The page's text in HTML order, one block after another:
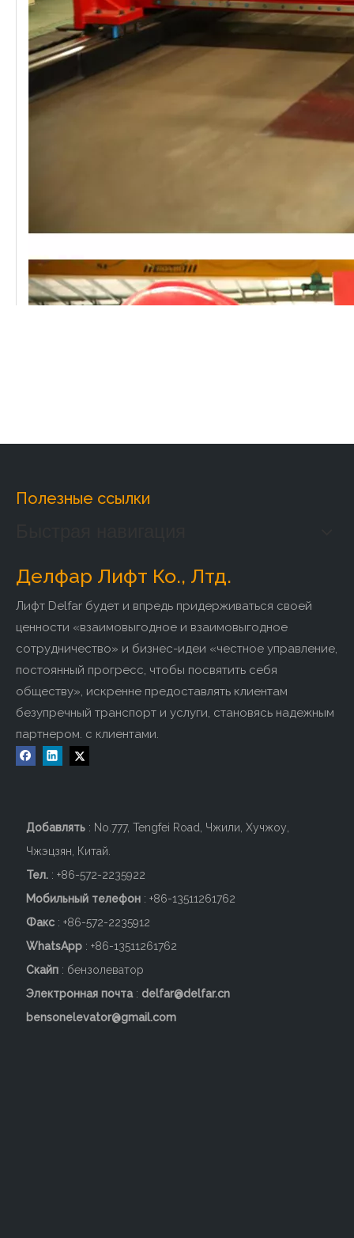
Полезные ссылки
Делфар Лифт Ко., Лтд.
Лифт Delfar будет и впредь придерживаться своей
ценности «взаимовыгодное и взаимовыгодное
сотрудничество» и бизнес-идеи «честное управление,
постоянный прогресс, чтобы посвятить себя
обществу», искренне предоставлять клиентам
безупречный транспорт и услуги, становясь надежным
партнером. с клиентами.
Добавлять : No.777, Tengfei Road, Чжили, Хучжоу,
Чжэцзян, Китай.
Тел. : +86-572-2235922
Мобильный телефон : +86-13511261762
Факс : +86-572-2235912
WhatsApp : +86-13511261762
Скайп : бензолеватор
Электронная почта: delfar@delfar.cn
bensonelevator@gmail.com